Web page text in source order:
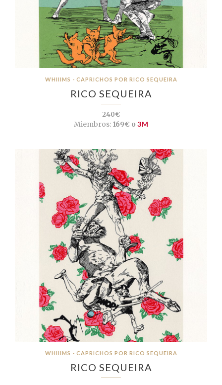
WHIIIMS - CAPRICHOS POR RICO SEQUEIRA
RICO SEQUEIRA
240€
Miembros:169€ o 3M
WHIIIMS - CAPRICHOS POR RICO SEQUEIRA
RICO SEQUEIRA